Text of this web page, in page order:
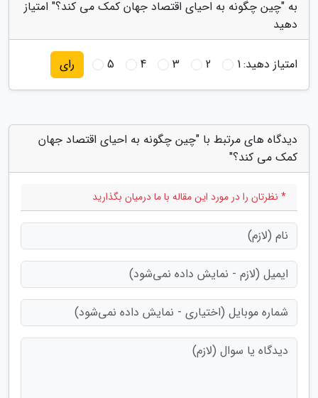
به "چین چگونه به احیای اقتصاد جهان کمک می کند؟" امتیاز
دهید
امتیاز دهید:1
2
3
4
5 رای
دیدگاه های مرتبط با "چین چگونه به احیای اقتصاد جهان
کمک می کند؟"
* نظرتان را در مورد این مقاله با ما درمیان بگذارید